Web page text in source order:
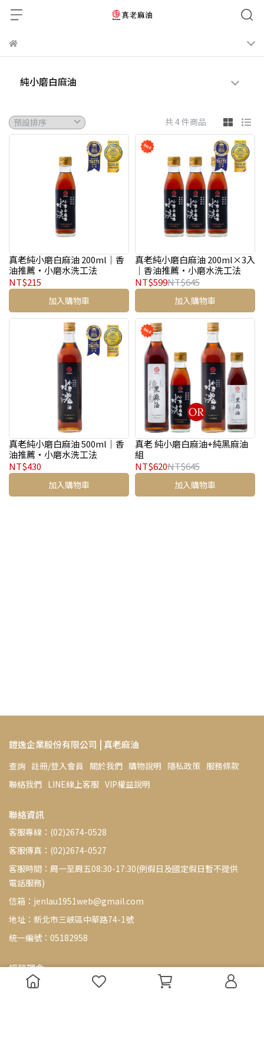
純小磨白麻油
共 4 件商品
真老純小磨白麻油 200ml｜香
油推薦・小磨水洗工法
NT$215
加入購物車
真老純小磨白麻油 200ml×3入
｜香油推薦・小磨水洗工法
NT$599NT$645
加入購物車
真老純小磨白麻油 500ml｜香
油推薦・小磨水洗工法
NT$430
加入購物車
真老 純小磨白麻油+純黑麻油
組
NT$620NT$645
加入購物車
鎧逸企業股份有限公司 | 真老麻油
查詢 註冊/登入會員 關於我們 購物說明 隱私政策 服務條款
聯絡我們 LINE線上客服 VIP權益說明
聯絡資訊
客服專線：(02)2674-0528
客服傳真：(02)2674-0527
客服時間：周一至周五08:30-17:30(例假日及國定假日暫不提供
電話服務)
信箱：jenlau1951web@gmail.com
地址：新北市三峽區中華路74-1號
統一編號：05182958
經營理念
70年老字號的故事，並不是為了緬懷過去，而是提醒我們要堅守品